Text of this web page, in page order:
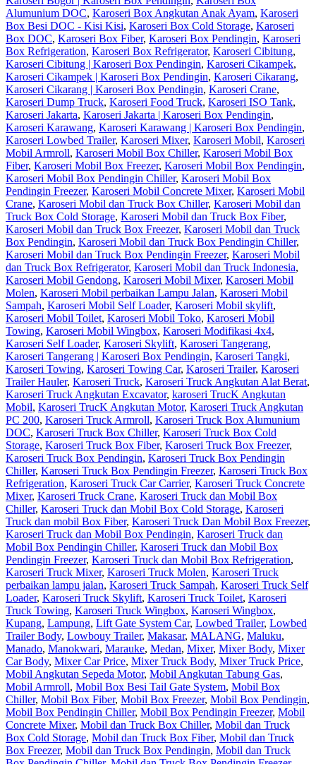
Alumunium DOC, Karoseri Box Angkutan Anak Ayam, Karoseri
Box Besi DOC - Kisi Kisi, Karoseri Box Cold Storage, Karoseri
Box DOC, Karoseri Box Fiber, Karoseri Box Pendingin, Karoseri
Box Refrigeration, Karoseri Box Refrigerator, Karoseri Cibitung,
Karoseri Cibitung | Karoseri Box Pendingin, Karoseri Cikampek,
Karoseri Cikampek | Karoseri Box Pendingin, Karoseri Cikarang,
Karoseri Cikarang | Karoseri Box Pendingin, Karoseri Crane,
Karoseri Dump Truck, Karoseri Food Truck, Karoseri ISO Tank,
Karoseri Jakarta, Karoseri Jakarta | Karoseri Box Pendingin,
Karoseri Karawang, Karoseri Karawang | Karoseri Box Pendingin,
Karoseri Lowbed Trailer, Karoseri Mixer, Karoseri Mobil, Karoseri
Mobil Armroll, Karoseri Mobil Box Chiller, Karoseri Mobil Box
Fiber, Karoseri Mobil Box Freezer, Karoseri Mobil Box Pendingin,
Karoseri Mobil Box Pendingin Chiller, Karoseri Mobil Box
Pendingin Freezer, Karoseri Mobil Concrete Mixer, Karoseri Mobil
Crane, Karoseri Mobil dan Truck Box Chiller, Karoseri Mobil dan
Truck Box Cold Storage, Karoseri Mobil dan Truck Box Fiber,
Karoseri Mobil dan Truck Box Freezer, Karoseri Mobil dan Truck
Box Pendingin, Karoseri Mobil dan Truck Box Pendingin Chiller,
Karoseri Mobil dan Truck Box Pendingin Freezer, Karoseri Mobil
dan Truck Box Refrigerator, Karoseri Mobil dan Truck Indonesia,
Karoseri Mobil Gendong, Karoseri Mobil Mixer, Karoseri Mobil
Molen, Karoseri Mobil perbaikan Lampu Jalan, Karoseri Mobil
Sampah, Karoseri Mobil Self Loader, Karoseri Mobil skylift,
Karoseri Mobil Toilet, Karoseri Mobil Toko, Karoseri Mobil
Towing, Karoseri Mobil Wingbox, Karoseri Modifikasi 4x4,
Karoseri Self Loader, Karoseri Skylift, Karoseri Tangerang,
Karoseri Tangerang | Karoseri Box Pendingin, Karoseri Tangki,
Karoseri Towing, Karoseri Towing Car, Karoseri Trailer, Karoseri
Trailer Hauler, Karoseri Truck, Karoseri Truck Angkutan Alat Berat,
Karoseri Truck Angkutan Excavator, karoseri TrucK Angkutan
Mobil, Karoseri TrucK Angkutan Motor, Karoseri Truck Angkutan
PC 200, Karoseri Truck Armroll, Karoseri Truck Box Alumunium
DOC, Karoseri Truck Box Chiller, Karoseri Truck Box Cold
Storage, Karoseri Truck Box Fiber, Karoseri Truck Box Freezer,
Karoseri Truck Box Pendingin, Karoseri Truck Box Pendingin
Chiller, Karoseri Truck Box Pendingin Freezer, Karoseri Truck Box
Refrigeration, Karoseri Truck Car Carrier, Karoseri Truck Concrete
Mixer, Karoseri Truck Crane, Karoseri Truck dan Mobil Box
Chiller, Karoseri Truck dan Mobil Box Cold Storage, Karoseri
Truck dan mobil Box Fiber, Karoseri Truck Dan Mobil Box Freezer,
Karoseri Truck dan Mobil Box Pendingin, Karoseri Truck dan
Mobil Box Pendingin Chiller, Karoseri Truck dan Mobil Box
Pendingin Freezer, Karoseri Truck dan Mobil Box Refrigeration,
Karoseri Truck Mixer, Karoseri Truck Molen, Karoseri Truck
perbaikan lampu jalan, Karoseri Truck Sampah, Karoseri Truck Self
Loader, Karoseri Truck Skylift, Karoseri Truck Toilet, Karoseri
Truck Towing, Karoseri Truck Wingbox, Karoseri Wingbox,
Kupang, Lampung, Lift Gate System Car, Lowbed Trailer, Lowbed
Trailer Body, Lowbouy Trailer, Makasar, MALANG, Maluku,
Manado, Manokwari, Marauke, Medan, Mixer, Mixer Body, Mixer
Car Body, Mixer Car Price, Mixer Truck Body, Mixer Truck Price,
Mobil Angkutan Sepeda Motor, Mobil Angkutan Tabung Gas,
Mobil Armroll, Mobil Box Besi Tail Gate System, Mobil Box
Chiller, Mobil Box Fiber, Mobil Box Freezer, Mobil Box Pendingin,
Mobil Box Pendingin Chiller, Mobil Box Pendingin Freezer, Mobil
Concrete Mixer, Mobil dan Truck Box Chiller, Mobil dan Truck
Box Cold Storage, Mobil dan Truck Box Fiber, Mobil dan Truck
Box Freezer, Mobil dan Truck Box Pendingin, Mobil dan Truck